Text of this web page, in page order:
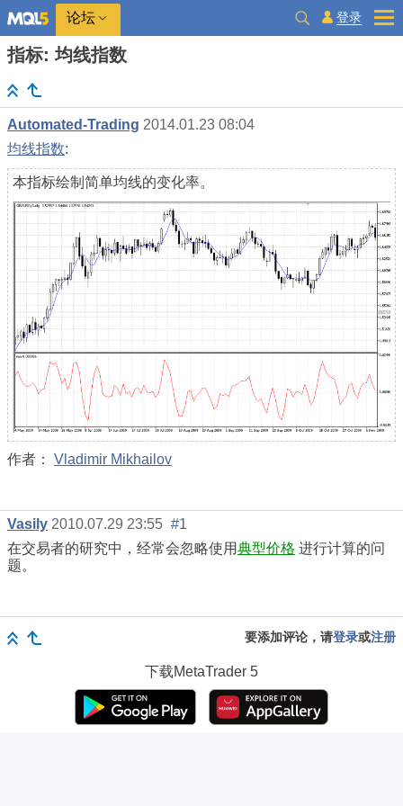
论坛 登录
指标: 均线指数
Automated-Trading 2014.01.23 08:04
均线指数:
本指标绘制简单均线的变化率。
作者： Vladimir Mikhailov
Vasily 2010.07.29 23:55 #1
在交易者的研究中，经常会忽略使用典型价格 进行计算的问
题。
要添加评论，请登录或注册
下载MetaTrader 5